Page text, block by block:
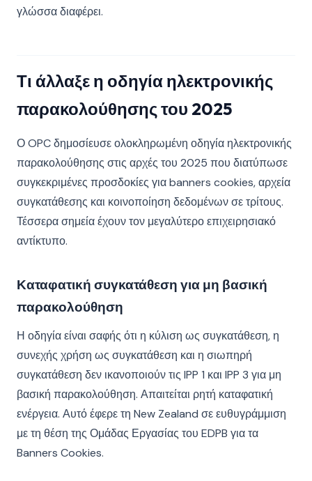
γλώσσα διαφέρει.
Τι άλλαξε η οδηγία ηλεκτρονικής
παρακολούθησης του 2025
Ο OPC δημοσίευσε ολοκληρωμένη οδηγία ηλεκτρονικής
παρακολούθησης στις αρχές του 2025 που διατύπωσε
συγκεκριμένες προσδοκίες για banners cookies, αρχεία
συγκατάθεσης και κοινοποίηση δεδομένων σε τρίτους.
Τέσσερα σημεία έχουν τον μεγαλύτερο επιχειρησιακό
αντίκτυπο.
Καταφατική συγκατάθεση για μη βασική
παρακολούθηση
Η οδηγία είναι σαφής ότι η κύλιση ως συγκατάθεση, η
συνεχής χρήση ως συγκατάθεση και η σιωπηρή
συγκατάθεση δεν ικανοποιούν τις IPP 1 και IPP 3 για μη
βασική παρακολούθηση. Απαιτείται ρητή καταφατική
ενέργεια. Αυτό έφερε τη New Zealand σε ευθυγράμμιση
με τη θέση της Ομάδας Εργασίας του EDPB για τα
Banners Cookies.